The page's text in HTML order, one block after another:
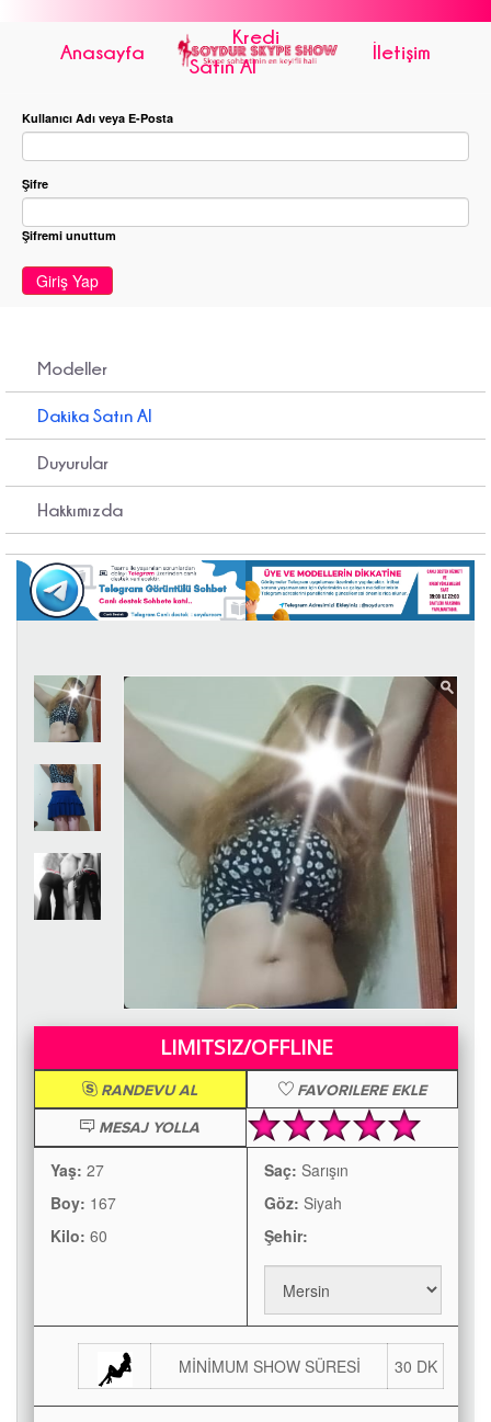
Anasayfa
Kredi
Satın Al
İletişim
Kullanıcı Adı veya E-Posta
Şifre
Şifremi unuttum
Giriş Yap
Modeller
Dakika Satın Al
Duyurular
Hakkımızda
LIMITSIZ/OFFLINE
RANDEVU AL
FAVORILERE EKLE
MESAJ YOLLA
Yaş: 27
Boy: 167
Kilo: 60
Saç: Sarışın
Göz: Siyah
Şehir:
MİNİMUM SHOW SÜRESİ 30 DK